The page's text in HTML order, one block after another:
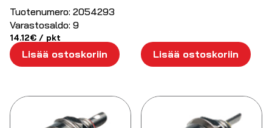
Tuotenumero: 2054293
Varastosaldo: 9
14.12€ / pkt
Lisää ostoskoriin Lisää ostoskoriin